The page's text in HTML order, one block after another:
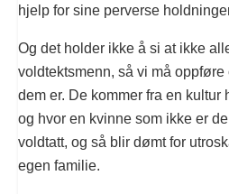
hjelp for sine perverse
Og det holder ikke å si at ikke
voldtektsmenn, så vi må
dem er. De kommer fra en kultur
og hvor en kvinne som ikke er
voldtatt, og så blir dømt for
egen familie.